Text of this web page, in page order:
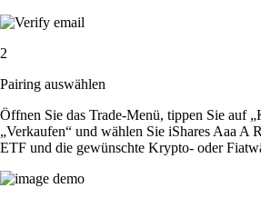
2
Pairing auswählen
Öffnen Sie das Trade-Menü, tippen Sie auf
„Verkaufen“ und wählen Sie iShares Aaa A
ETF und die gewünschte Krypto- oder